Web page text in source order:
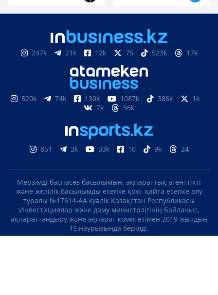
247k 21k 12k 75 523k 17k
520k 74k 130k 1087k 386k
1k
7k
56k
851 3k 33k 10 9k 24
Мерзімді баспасөз басылымын, ақпараттық агенттікті
және желілік басылымды есепке қою, қайта есепке алу
туралы №17614-АА куәлік Қазақстан Республикасы
Инвестициялар және даму министрлігінің Байланыс,
ақпараттандыру және ақпарат комитетімен 2019 жылдың
15 наурызында берілді.